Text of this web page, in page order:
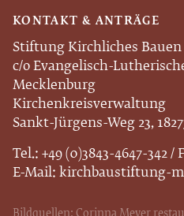
KONTAKT & ANTRÄGE
Stiftung Kirchliches
c/o Evangelisch-
Mecklenburg
Kirchenkreisverwaltung
Sankt-Jürgens-Weg 23,
Tel.: +49 (0)3843-4647-342 /
E-Mail: kirchbaustiftung-
Bildquellen: Corinna Meyer